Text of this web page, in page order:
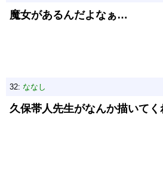
魔女があるんだよなぁ…
32: ななし
久保帯人先生がなんか描いて